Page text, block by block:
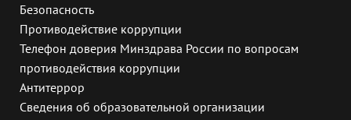
Безопасность
Противодействие коррупции
Телефон доверия Минздрава России по вопросам
противодействия коррупции
Антитеррор
Сведения об образовательной организации